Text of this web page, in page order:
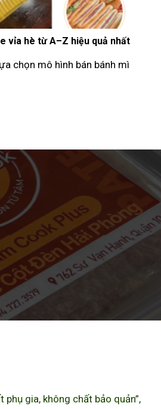
ăn pate Cột Đèn ngon, hấp dẫn
gia, không chất bảo quản”,